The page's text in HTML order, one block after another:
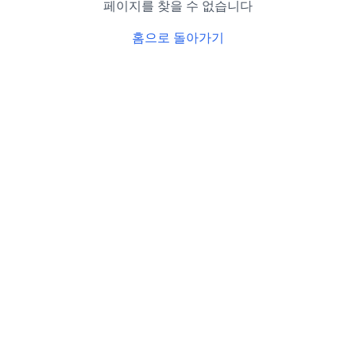
페이지를 찾을 수 없습니다
홈으로 돌아가기